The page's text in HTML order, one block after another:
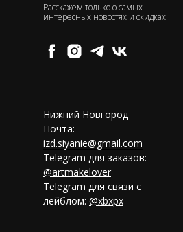
Расскажем только о самых
интересных новостях и скидках
Нижний Новгород
Почта:
izd.siyanie@gmail.com
Telegram для заказов:
@artmakelover
Telegram для связи с
лейблом: @xbxpx